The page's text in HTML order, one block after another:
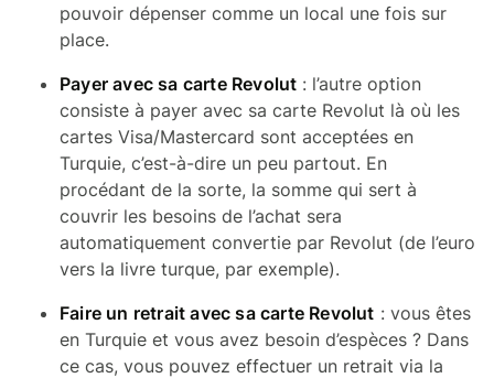
pouvoir dépenser comme un local une fois sur
place.
Payer avec sa carte Revolut : l’autre option
consiste à payer avec sa carte Revolut là où les
cartes Visa/Mastercard sont acceptées en
Turquie, c’est-à-dire un peu partout. En
procédant de la sorte, la somme qui sert à
couvrir les besoins de l’achat sera
automatiquement convertie par Revolut (de l’euro
vers la livre turque, par exemple).
Faire un retrait avec sa carte Revolut : vous êtes
en Turquie et vous avez besoin d’espèces ? Dans
ce cas, vous pouvez effectuer un retrait via la